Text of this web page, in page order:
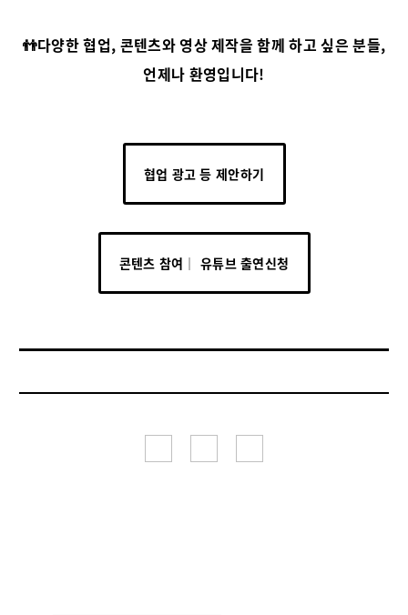
👬다양한 협업, 콘텐츠와 영상 제작을 함께 하고 싶은 분들,
언제나 환영입니다!
협업 광고 등 제안하기
콘텐츠 참여│ 유튜브 출연신청